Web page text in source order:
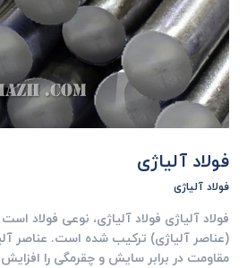
فولاد آلیاژی
فولاد آلیاژی
فولاد آلیاژی فولاد آلیاژی، نوعی فولاد
(عناصر آلیاژی) ترکیب شده است. عناصر
مقاومت در برابر سایش و چقرمگی را